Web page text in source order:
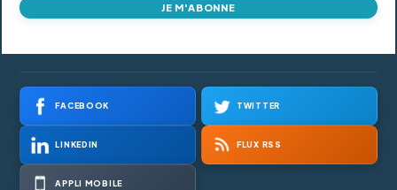
JE M'ABONNE
FACEBOOK TWITTER
LINKEDIN FLUX RSS
APPLI MOBILE